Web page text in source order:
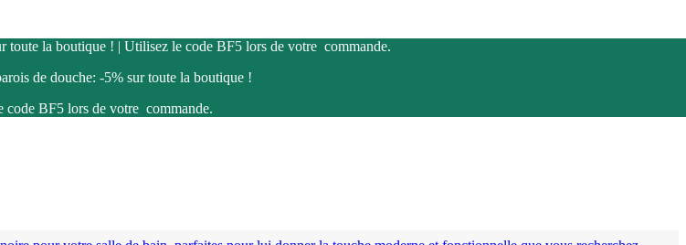
toute la boutique ! | Utilisez le code BF5 lors de votre commande.
de douche: -5% sur toute la boutique !
code BF5 lors de votre commande.